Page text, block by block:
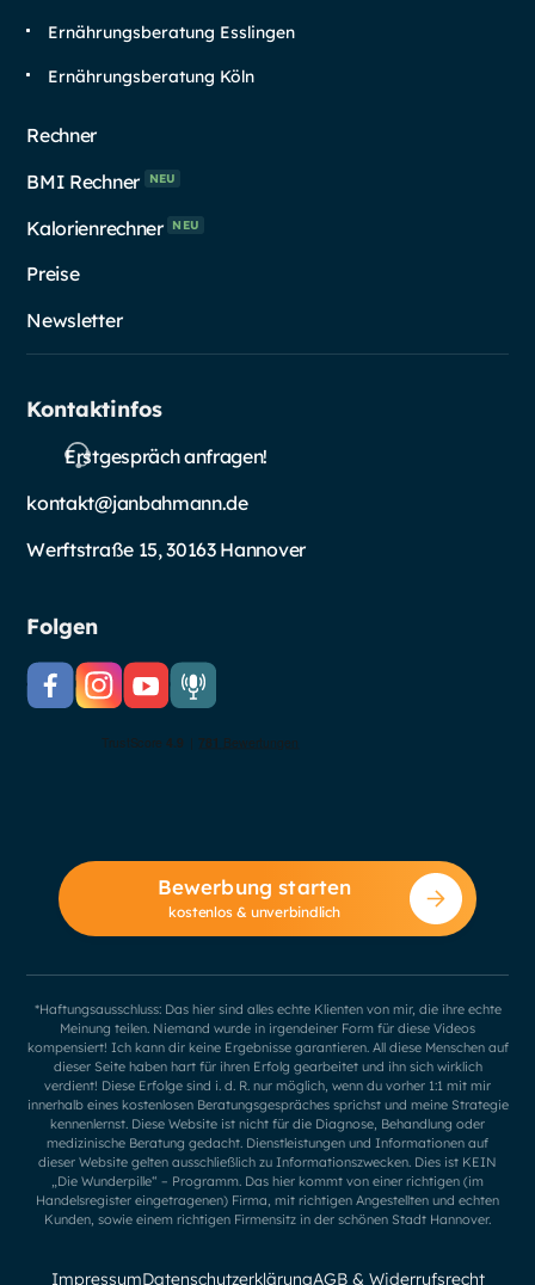
Ernährungsberatung Esslingen
Ernährungsberatung Köln
Rechner
BMI Rechner
NEU
Kalorienrechner NEU
Preise
Newsletter
Kontaktinfos
Erstgespräch anfragen!
kontakt@janbahmann.de
Werftstraße 15, 30163 Hannover
Bewerbung starten
kostenlos & unverbindlich
Folgen
*Haftungsausschluss: Das hier sind alles echte Klienten von mir, die ihre echte
Meinung teilen. Niemand wurde in irgendeiner Form für diese Videos
kompensiert! Ich kann dir keine Ergebnisse garantieren. All diese Menschen auf
dieser Seite haben hart für ihren Erfolg gearbeitet und ihn sich wirklich
verdient! Diese Erfolge sind i. d. R. nur möglich, wenn du vorher 1:1 mit mir
innerhalb eines kostenlosen Beratungsgespräches sprichst und meine Strategie
kennenlernst. Diese Website ist nicht für die Diagnose, Behandlung oder
medizinische Beratung gedacht. Dienstleistungen und Informationen auf
dieser Website gelten ausschließlich zu Informationszwecken. Dies ist KEIN
„Die Wunderpille“ – Programm. Das hier kommt von einer richtigen (im
Handelsregister eingetragenen) Firma, mit richtigen Angestellten und echten
Kunden, sowie einem richtigen Firmensitz in der schönen Stadt Hannover.
ImpressumDatenschutzerklärungAGB & Widerrufsrecht